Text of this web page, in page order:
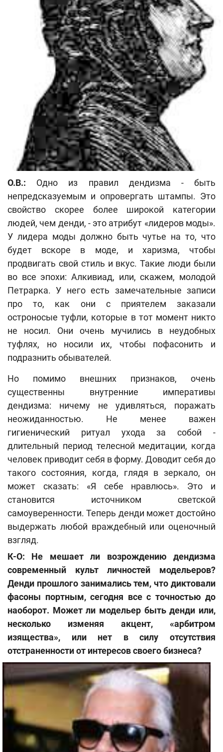
О.В.: Одно из правил дендизма - быть
непредсказуемым и опровергать штампы. Это
свойство скорее более широкой категории
людей, чем денди, - это атрибут «лидеров моды».
У лидера моды должно быть чутье на то, что
будет вскоре в моде, и харизма, чтобы
продвигать свой стиль и вкус. Такие люди были
во все эпохи: Алкивиад, или, скажем, молодой
Петрарка. У него есть замечательные записи
про то, как они с приятелем заказали
остроносые туфли, которые в тот момент никто
не носил. Они очень мучились в неудобных
туфлях, но носили их, чтобы пофасонить и
подразнить обывателей.
Но помимо внешних признаков, очень
существенны внутренние императивы
дендизма: ничему не удивляться, поражать
неожиданностью. Не менее важен
гигиенический ритуал ухода за собой -
длительный период телесной медитации, когда
человек приводит себя в форму. Доводит себя до
такого состояния, когда, глядя в зеркало, он
может сказать: «Я себе нравлюсь». Это и
становится источником светской
самоуверенности. Теперь денди может достойно
выдержать любой враждебный или оценочный
взгляд.
К-О: Не мешает ли возрождению дендизма
современный культ личностей модельеров?
Денди прошлого занимались тем, что диктовали
фасоны портным, сегодня все с точностью до
наоборот. Может ли модельер быть денди или,
несколько изменяя акцент, «арбитром
изящества», или нет в силу отсутствия
отстраненности от интересов своего бизнеса?